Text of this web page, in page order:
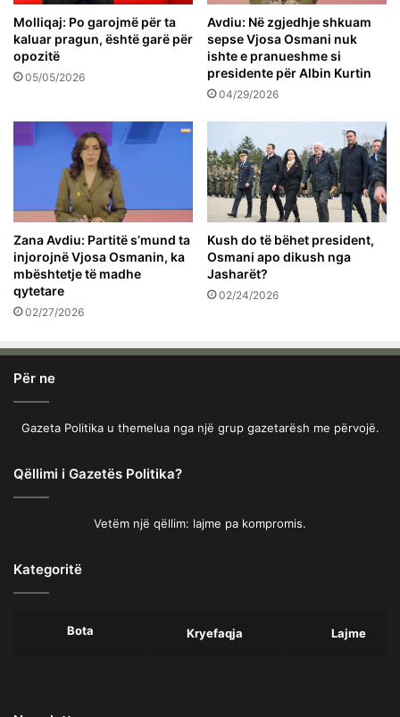
Molliqaj: Po garojmë për ta
kaluar pragun, është garë për
opozitë
05/05/2026
Avdiu: Në zgjedhje shkuam
sepse Vjosa Osmani nuk
ishte e pranueshme si
presidente për Albin Kurtin
04/29/2026
Zana Avdiu: Partitë s’mund ta
injorojnë Vjosa Osmanin, ka
mbështetje të madhe
qytetare
02/27/2026
Kush do të bëhet president,
Osmani apo dikush nga
Jasharët?
02/24/2026
Për ne
Gazeta Politika u themelua nga një grup gazetarësh me përvojë.
Qëllimi i Gazetës Politika?
Vetëm një qëllim: lajme pa kompromis.
Kategoritë
Bota Kryefaqja Lajme